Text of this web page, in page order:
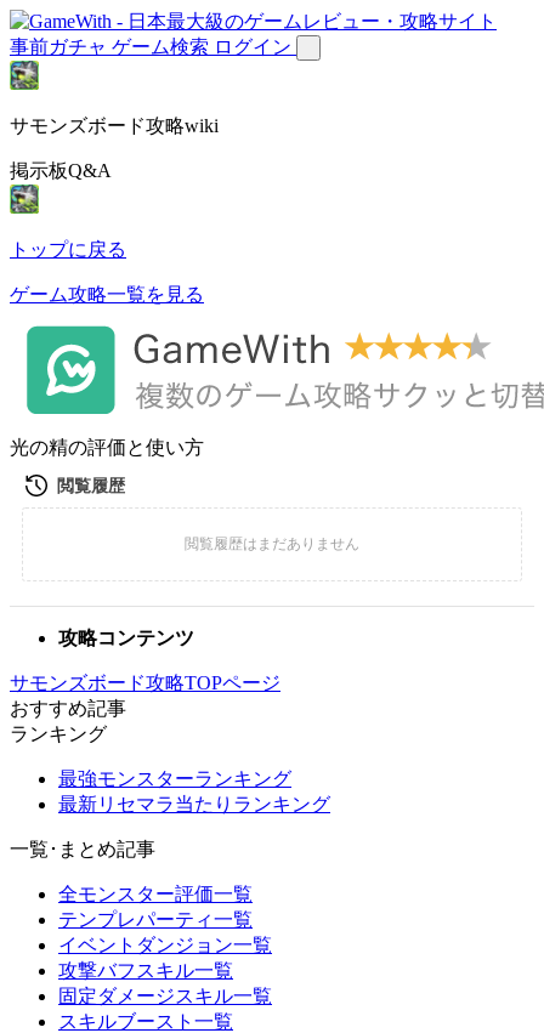
事前ガチャ ゲーム検索 ログイン
サモンズボード攻略wiki
掲示板Q&A
トップに戻る
ゲーム攻略一覧を見る
光の精の評価と使い方
攻略コンテンツ
サモンズボード攻略TOPページ
おすすめ記事
ランキング
最強モンスターランキング
最新リセマラ当たりランキング
一覧･まとめ記事
全モンスター評価一覧
テンプレパーティ一覧
イベントダンジョン一覧
攻撃バフスキル一覧
固定ダメージスキル一覧
スキルブースト一覧